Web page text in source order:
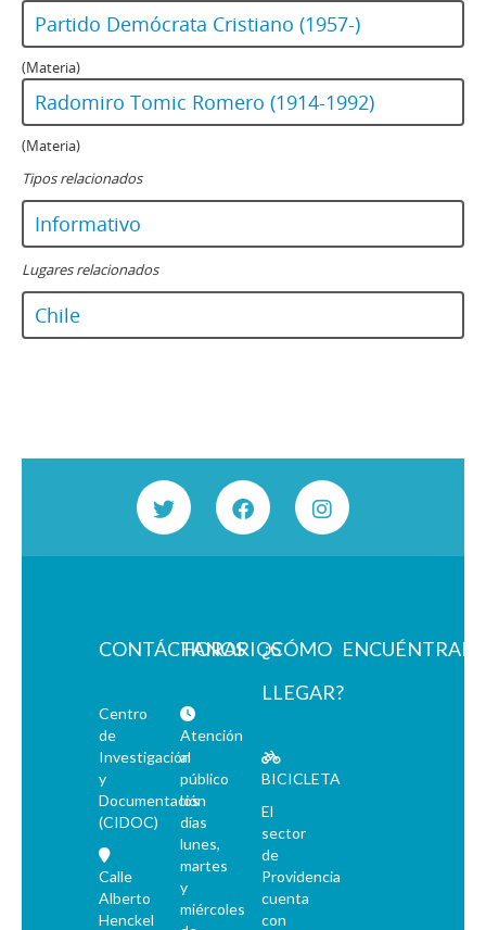
Partido Demócrata Cristiano (1957-)
(Materia)
Radomiro Tomic Romero (1914-1992)
(Materia)
Tipos relacionados
Informativo
Lugares relacionados
Chile
CONTÁCTANOS
Centro
de
Investigación
y
Documentación
(CIDOC)
Calle
Alberto
Henckel
HORARIOS
Atención
al
público
los
días
lunes,
martes
y
miércoles
¿CÓMO
LLEGAR?
BICICLETA
El
sector
de
Providencia
cuenta
con